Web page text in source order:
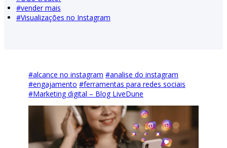
#vender mais
#Visualizações no Instagram
#alcance no instagram #analise do instagram
#engajamento #ferramentas para redes sociais
#Marketing digital – Blog LiveDune